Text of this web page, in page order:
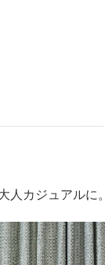
人カジュアルに。